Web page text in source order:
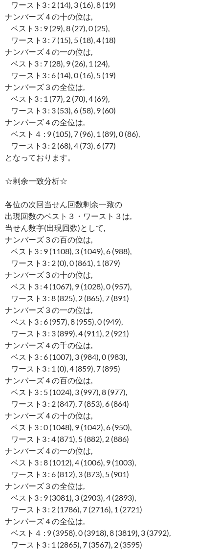
ワースト3 : 2 (14), 3 (16), 8 (19)
ナンバーズ４の十の位は,
ベスト3 : 9 (29), 8 (27), 0 (25),
ワースト3 : 7 (15), 5 (18), 4 (18)
ナンバーズ４の一の位は,
ベスト3 : 7 (28), 9 (26), 1 (24),
ワースト3 : 6 (14), 0 (16), 5 (19)
ナンバーズ３の全位は,
ベスト3 : 1 (77), 2 (70), 4 (69),
ワースト3 : 3 (53), 6 (58), 9 (60)
ナンバーズ４の全位は,
ベスト４ : 9 (105), 7 (96), 1 (89), 0 (86),
ワースト3 : 2 (68), 4 (73), 6 (77)
となっております。
☆剰余一致分析☆
各位の次回当せん回数剰余一致の
出現回数のベスト３・ワースト３は,
当せん数字(出現回数)として,
ナンバーズ３の百の位は,
ベスト3 : 9 (1108), 3 (1049), 6 (988),
ワースト3 : 2 (0), 0 (861), 1 (879)
ナンバーズ３の十の位は,
ベスト3 : 4 (1067), 9 (1028), 0 (957),
ワースト3 : 8 (825), 2 (865), 7 (891)
ナンバーズ３の一の位は,
ベスト3 : 6 (957), 8 (955), 0 (949),
ワースト3 : 3 (899), 4 (911), 2 (921)
ナンバーズ４の千の位は,
ベスト3 : 6 (1007), 3 (984), 0 (983),
ワースト3 : 1 (0), 4 (859), 7 (895)
ナンバーズ４の百の位は,
ベスト3 : 5 (1024), 3 (997), 8 (977),
ワースト3 : 2 (847), 7 (853), 6 (864)
ナンバーズ４の十の位は,
ベスト3 : 0 (1048), 9 (1042), 6 (950),
ワースト3 : 4 (871), 5 (882), 2 (886)
ナンバーズ４の一の位は,
ベスト3 : 8 (1012), 4 (1006), 9 (1003),
ワースト3 : 6 (812), 3 (873), 5 (901)
ナンバーズ３の全位は,
ベスト3 : 9 (3081), 3 (2903), 4 (2893),
ワースト3 : 2 (1786), 7 (2716), 1 (2721)
ナンバーズ４の全位は,
ベスト４ : 9 (3958), 0 (3918), 8 (3819), 3 (3792),
ワースト3 : 1 (2865), 7 (3567), 2 (3595)